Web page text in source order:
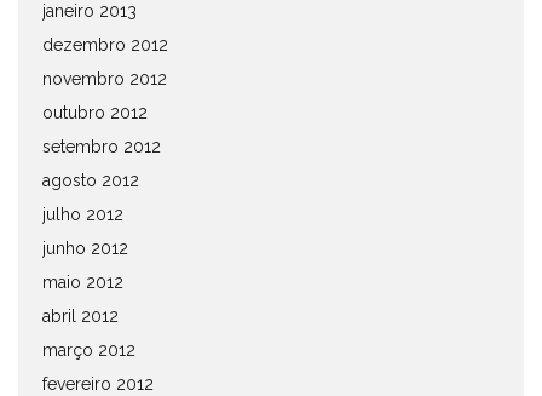
janeiro 2013
dezembro 2012
novembro 2012
outubro 2012
setembro 2012
agosto 2012
julho 2012
junho 2012
maio 2012
abril 2012
março 2012
fevereiro 2012